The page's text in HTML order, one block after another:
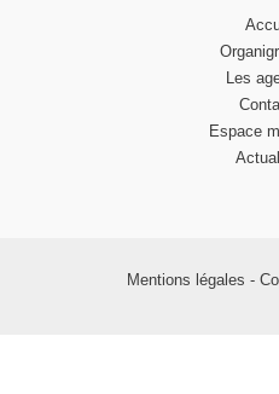
Les
Espace
Mentions légales -